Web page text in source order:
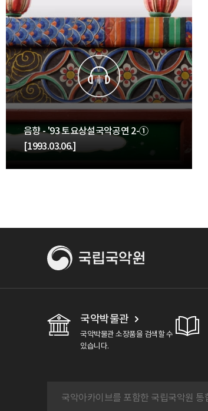
음향 - '93 토요상설국악공연 2-①
[1993.03.06.]
국악박물관
국악박물관 소장품을 검색할 수
있습니다.